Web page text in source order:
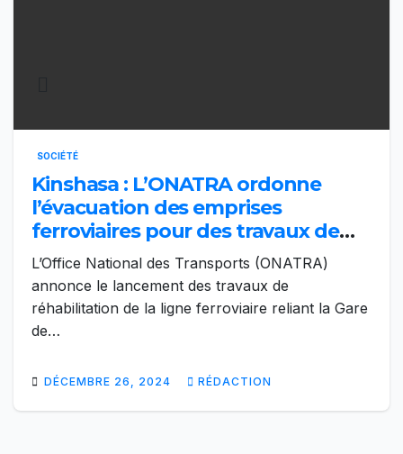
SOCIÉTÉ
Kinshasa : L’ONATRA ordonne
l’évacuation des emprises
ferroviaires pour des travaux de
réhabilitation
L’Office National des Transports (ONATRA)
annonce le lancement des travaux de
réhabilitation de la ligne ferroviaire reliant la Gare
de…
DÉCEMBRE 26, 2024 RÉDACTION